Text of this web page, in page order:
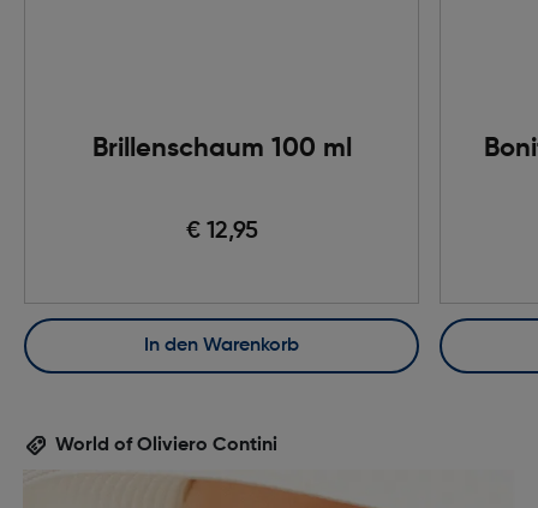
Brillenschaum 100 ml
€ 12,95
In den Warenkorb
World of Oliviero Contini